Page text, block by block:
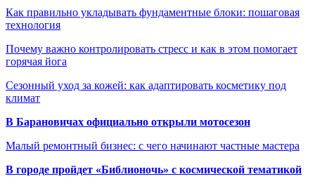
Как правильно укладывать фундаментные блоки: пошаговая
технология
Почему важно контролировать стресс и как в этом помогает
горячая йога
Сезонный уход за кожей: как адаптировать косметику под
климат
В Барановичах официально открыли мотосезон
Малый ремонтный бизнес: с чего начинают частные мастера
В городе пройдет «Библионочь» с космической тематикой